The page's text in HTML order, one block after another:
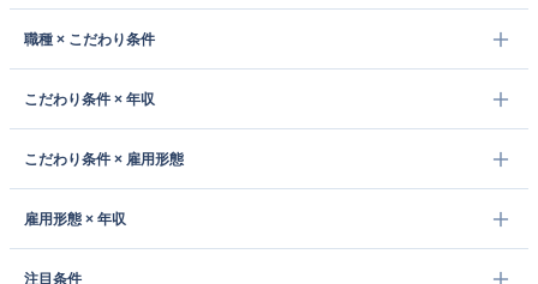
職種 × こだわり条件
こだわり条件 × 年収
こだわり条件 × 雇用形態
雇用形態 × 年収
注目条件